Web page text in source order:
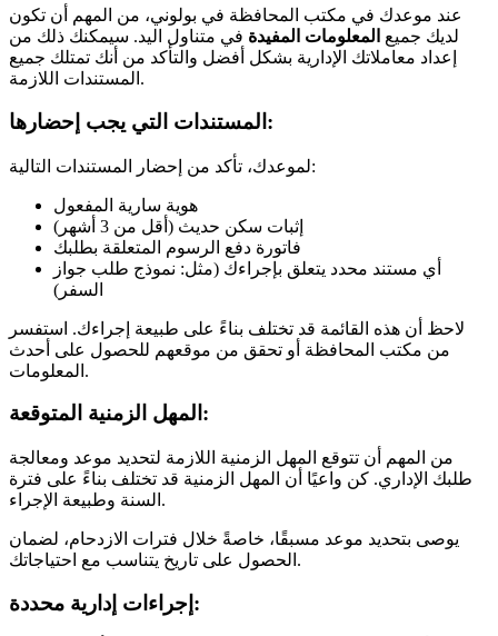
عند موعدك في مكتب المحافظة في بولوني، من المهم أن تكون
لديك جميع المعلومات المفيدة في متناول اليد. سيمكنك ذلك من
إعداد معاملاتك الإدارية بشكل أفضل والتأكد من أنك تمتلك جميع
المستندات اللازمة.
المستندات التي يجب إحضارها:
لموعدك، تأكد من إحضار المستندات التالية:
هوية سارية المفعول
إثبات سكن حديث (أقل من 3 أشهر)
فاتورة دفع الرسوم المتعلقة بطلبك
أي مستند محدد يتعلق بإجراءك (مثل: نموذج طلب جواز
السفر)
لاحظ أن هذه القائمة قد تختلف بناءً على طبيعة إجراءك. استفسر
من مكتب المحافظة أو تحقق من موقعهم للحصول على أحدث
المعلومات.
المهل الزمنية المتوقعة:
من المهم أن تتوقع المهل الزمنية اللازمة لتحديد موعد ومعالجة
طلبك الإداري. كن واعيًا أن المهل الزمنية قد تختلف بناءً على فترة
السنة وطبيعة الإجراء.
يوصى بتحديد موعد مسبقًا، خاصةً خلال فترات الازدحام، لضمان
الحصول على تاريخ يتناسب مع احتياجاتك.
إجراءات إدارية محددة: